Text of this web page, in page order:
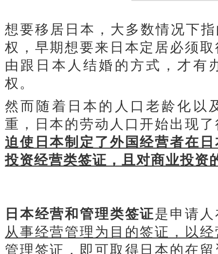
想要移居日本，大多数情况下
权，早期想要来日本定居必须
由跟日本人结婚的方式，才有
权。
然而随着日本的人口老龄化以
重，日本的劳动人口开始出现
迫使日本制定了外国经营者在
投资经营类签证，且对商业投资
日本经营和管理类签证是申请
从事经营管理为目的签证，以
管理签证，即可取得日本的在